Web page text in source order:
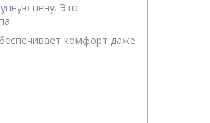
цену. Это
комфорт даже